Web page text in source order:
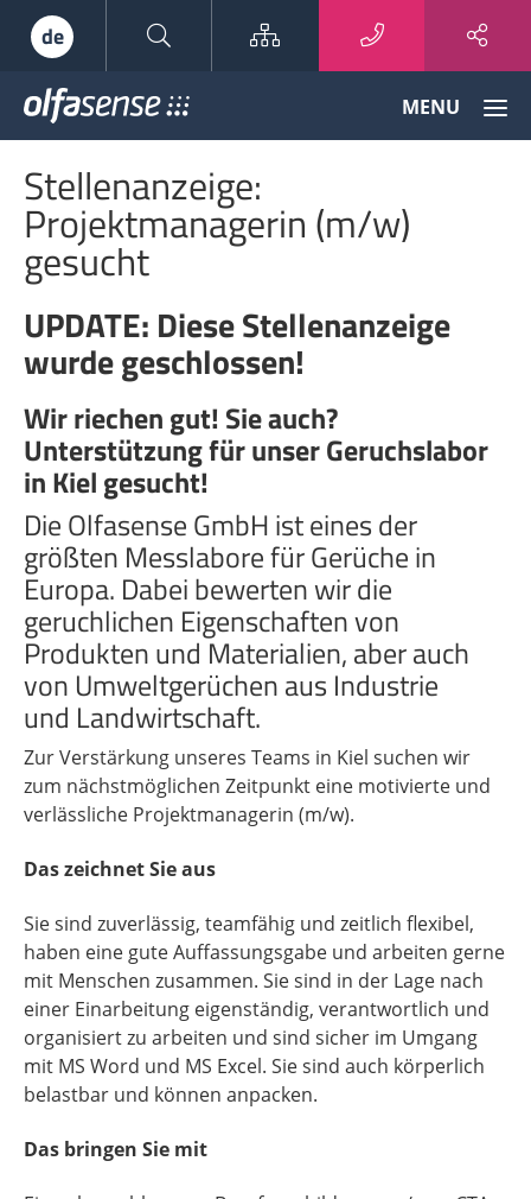
de Sitemap
Odour
Data
to
MENU
Stellenanzeige:
Projektmanagerin (m/w)
gesucht
UPDATE: Diese Stellenanzeige
wurde geschlossen!
Wir riechen gut! Sie auch?
Unterstützung für unser Geruchslabor
in Kiel gesucht!
Die Olfasense GmbH ist eines der
größten Messlabore für Gerüche in
Europa. Dabei bewerten wir die
geruchlichen Eigenschaften von
Produkten und Materialien, aber auch
von Umweltgerüchen aus Industrie
und Landwirtschaft.
Zur Verstärkung unseres Teams in Kiel suchen wir
zum nächstmöglichen Zeitpunkt eine motivierte und
verlässliche Projektmanagerin (m/w).
Das zeichnet Sie aus
Sie sind zuverlässig, teamfähig und zeitlich flexibel,
haben eine gute Auffassungsgabe und arbeiten gerne
mit Menschen zusammen. Sie sind in der Lage nach
einer Einarbeitung eigenständig, verantwortlich und
organisiert zu arbeiten und sind sicher im Umgang
mit MS Word und MS Excel. Sie sind auch körperlich
belastbar und können anpacken.
Das bringen Sie mit